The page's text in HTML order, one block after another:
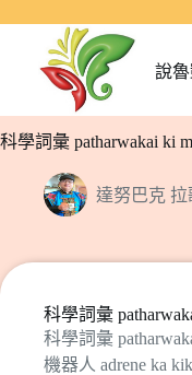
說
科學詞彙 patharwakai ki
達努巴克 拉
科學詞彙
科學詞彙
機器人 adrene ka